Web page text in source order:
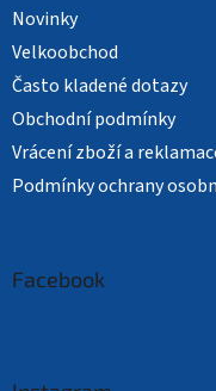
Novinky
Velkoobchod
Často kladené dotazy
Obchodní podmínky
Vrácení zboží a
Podmínky ochrany
Facebook